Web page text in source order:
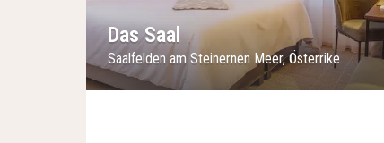
Das Saal
Saalfelden am Steinernen Meer, Österrike